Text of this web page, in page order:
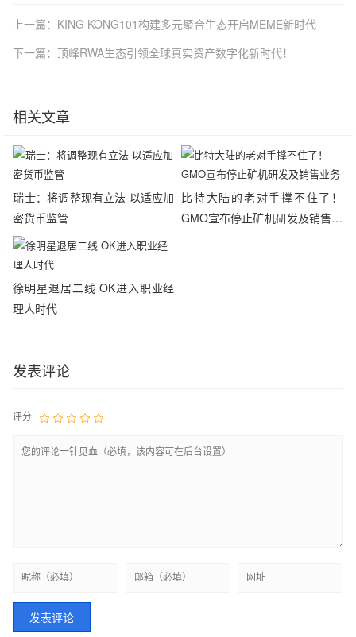
上一篇：KING KONG101构建多元聚合生态开启MEME新时代
下一篇：顶峰RWA生态引领全球真实资产数字化新时代！
相关文章
瑞士：将调整现有立法 以适应加
密货币监管
比特大陆的老对手撑不住了！
GMO宣布停止矿机研发及销售业
徐明星退居二线 OK进入职业经
理人时代
发表评论
评分